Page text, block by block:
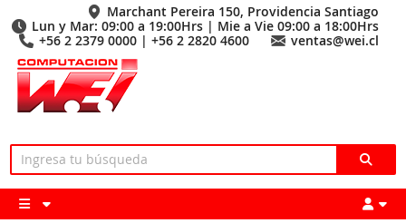
Marchant Pereira 150, Providencia Santiago
Lun y Mar: 09:00 a 19:00Hrs | Mie a Vie 09:00 a 18:00Hrs
+56 2 2379 0000 | +56 2 2820 4600
ventas@wei.cl